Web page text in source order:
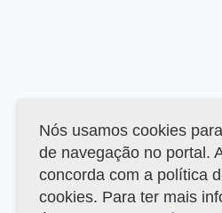
Nós usamos cookies
de navegação no portal.
concorda com a política
cookies. Para ter mais